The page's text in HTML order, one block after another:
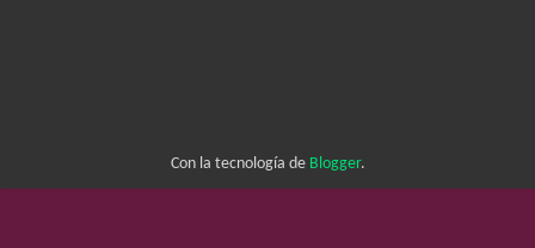
Con la tecnología de Blogger.